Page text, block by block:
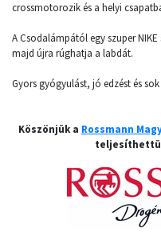
crossmotorozik és a helyi
A Csodalámpától egy szuper
majd újra rúghatja a labdát.
Gyors gyógyulást, jó edzést és
Köszönjük a Rossmann